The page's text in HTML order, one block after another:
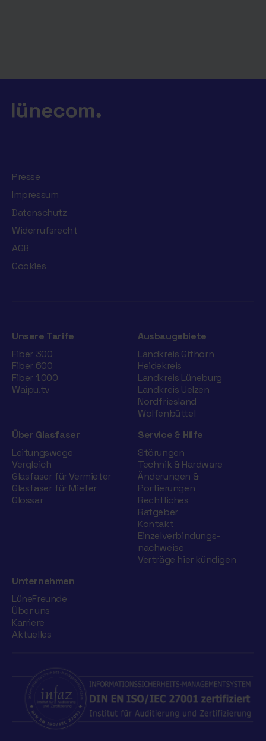
Presse
Impressum
Datenschutz
Widerrufsrecht
AGB
Cookies
Unsere Tarife
Fiber 300
Fiber 600
Fiber 1.000
Waipu.tv
Ausbaugebiete
Landkreis Gifhorn
Heidekreis
Landkreis Lüneburg
Landkreis Uelzen
Nordfriesland
Wolfenbüttel
Über Glasfaser
Leitungswege
Vergleich
Glasfaser für Vermieter
Glasfaser für Mieter
Glossar
Service & Hilfe
Störungen
Technik & Hardware
Änderungen &
Portierungen
Rechtliches
Ratgeber
Kontakt
Einzelverbindungs­
nachweise
Verträge hier kündigen
Unternehmen
LüneFreunde
Über uns
Karriere
Aktuelles